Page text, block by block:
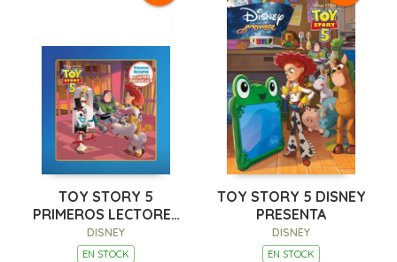
TOY STORY 5
PRIMEROS LECTORES
EN LETRA MAYÚSCULA
DISNEY
EN STOCK
TOY STORY 5 DISNEY
PRESENTA
DISNEY
EN STOCK